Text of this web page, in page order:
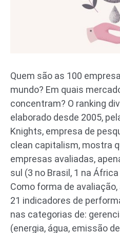
Quem são as 100
mundo? Em quais
concentram? O ranking
elaborado desde 2005,
Knights, empresa de
clean capitalism, mostra
empresas avaliadas,
sul (3 no Brasil, 1 na
Como forma de
21 indicadores de
nas categorias de:
(energia, água, emissão